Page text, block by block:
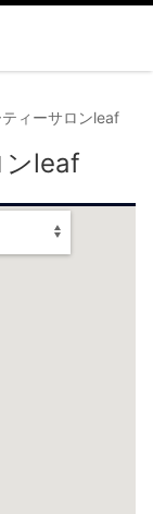
ティーサロンleaf
ンleaf